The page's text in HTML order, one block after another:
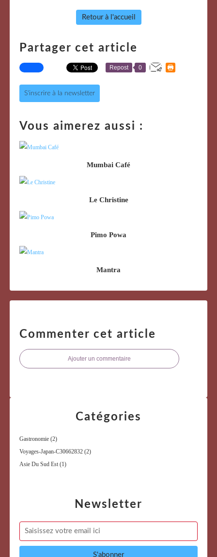
Retour à l'accueil
Partager cet article
Repost 0
S'inscrire à la newsletter
Vous aimerez aussi :
Mumbai Café
Le Christine
Pimo Powa
Mantra
Commenter cet article
Ajouter un commentaire
Newsletter
Catégories
Gastronomie (2)
Voyages-Japan-C30662832 (2)
Asie Du Sud Est (1)